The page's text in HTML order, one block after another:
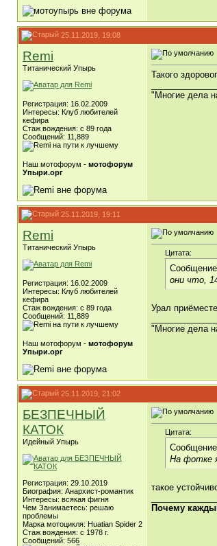
25.11.2019, 19:08
Remi
Титанический Упырь
Регистрация: 16.02.2009
Интересы: Клуб любителей
кефира
Стаж вождения: с 89 года
Сообщений: 11,889
Наш мотофорум - мотофорум
Упыри.орг
Такого
"Многие дела
25.11.2019, 19:11
Remi
Титанический Упырь
Регистрация: 16.02.2009
Интересы: Клуб любителей
кефира
Стаж вождения: с 89 года
Сообщений: 11,889
Наш мотофорум - мотофорум
Упыри.орг
Цитата:
они что,
Урал
"Многие дела
25.11.2019, 21:02
БЕЗПЕЧНЫЙ
КАТОК
Идейный Упырь
Регистрация: 29.10.2019
Биография: Анархист-романтик
Интересы: всякая фигня
Чем Занимаетесь: решаю
проблемы
Марка мотоцикля: Huatian Spider 2
Стаж вождения: с 1978 г.
Сообщений: 566
Цитата:
На фотке
такое
Почему